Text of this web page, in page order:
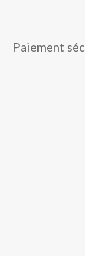
Paiement